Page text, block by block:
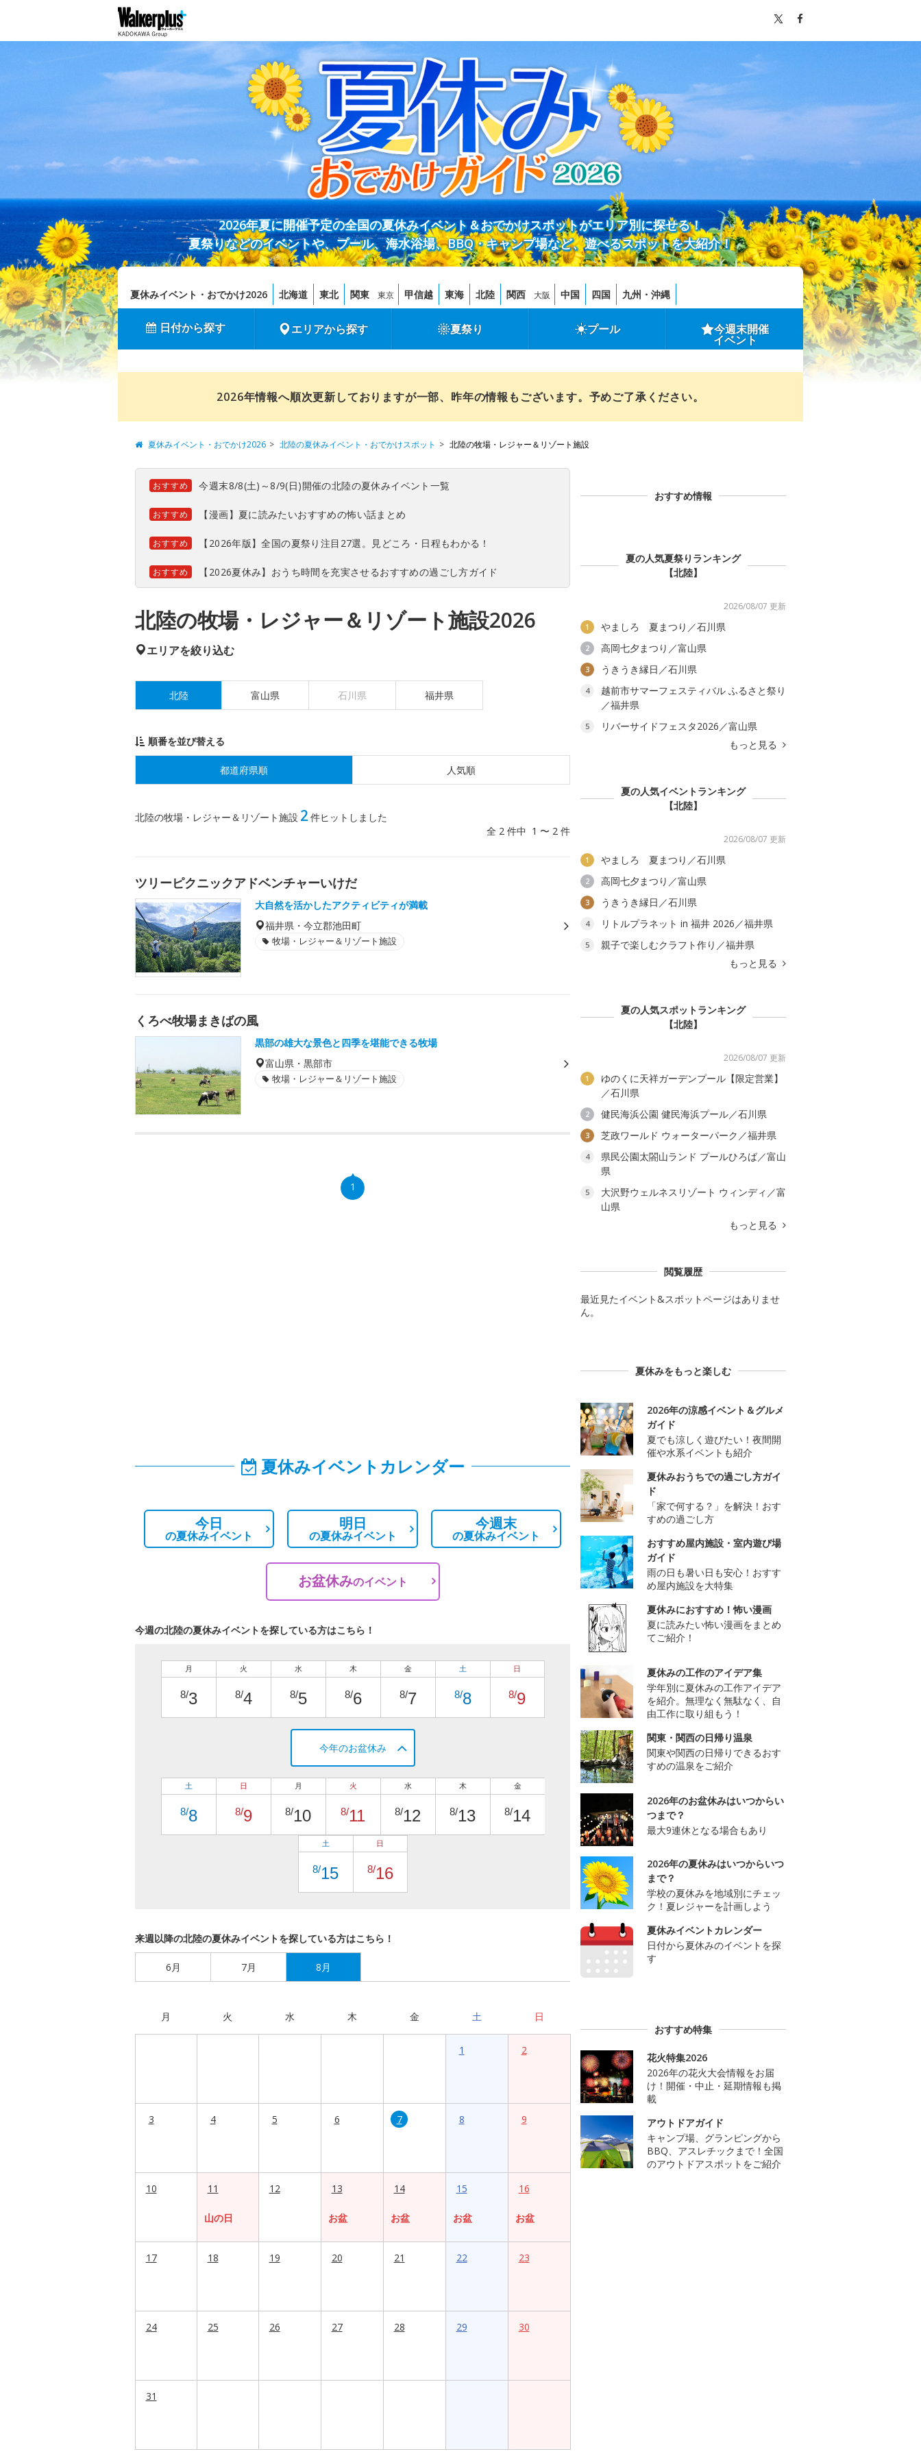
2026年夏に開催予定の全国の夏休みイベント＆おでかけスポットがエリア別に探せる！
夏祭りなどのイベントや、プール、海水浴場、BBQ・キャンプ場など、遊べるスポットを大紹介！
夏休みイベント・おでかけ2026 北海道 東北 関東 東京 甲信越 東海 北陸 関西 大阪 中国 四国 九州・沖縄
日付から探す エリアから探す 夏祭り プール 今週末開催
イベント
2026年情報へ順次更新しておりますが一部、昨年の情報もございます。予めご了承ください。
夏休みイベント・おでかけ2026 北陸の夏休みイベント・おでかけスポット 北陸の牧場・レジャー＆リゾート施設
おすすめ 今週末8/8(土)～8/9(日)開催の北陸の夏休みイベント一覧
おすすめ 【漫画】夏に読みたいおすすめの怖い話まとめ
おすすめ 【2026年版】全国の夏祭り注目27選。見どころ・日程もわかる！
おすすめ 【2026夏休み】おうち時間を充実させるおすすめの過ごし方ガイド
北陸の牧場・レジャー＆リゾート施設2026
エリアを絞り込む
北陸 富山県 石川県 福井県
順番を並び替える
都道府県順 人気順
北陸の牧場・レジャー＆リゾート施設 2 件ヒットしました
全 2 件中 1 〜 2 件
ツリーピクニックアドベンチャーいけだ
大自然を活かしたアクティビティが満載
福井県・今立郡池田町
牧場・レジャー＆リゾート施設
くろべ牧場まきばの風
黒部の雄大な景色と四季を堪能できる牧場
富山県・黒部市
牧場・レジャー＆リゾート施設
1
夏休みイベントカレンダー
今日
の夏休みイベント
明日
の夏休みイベント
今週末
の夏休みイベント
お盆休みのイベント
今週の北陸の夏休みイベントを探している方はこちら！
月
8/3
火
8/4
水
8/5
木
8/6
金
8/7
土
8/8
日
8/9
今年のお盆休み
土
8/8
日
8/9
月
8/10
火
8/11
水
8/12
木
8/13
金
8/14
土
8/15
日
8/16
来週以降の北陸の夏休みイベントを探している方はこちら！
6月 7月 8月
月 火 水 木 金 土 日
1 2
3 4 5 6 7 8 9
10 11
山の日
12 13
お盆
14
お盆
15
お盆
16
お盆
17 18 19 20 21 22 23
24 25 26 27 28 29 30
31
おすすめ情報
夏の人気夏祭りランキング
【北陸】
2026/08/07 更新
1 やましろ 夏まつり／石川県
2 高岡七夕まつり／富山県
3 うきうき縁日／石川県
4
越前市サマーフェスティバル ふるさと祭り
／福井県
5
リバーサイドフェスタ2026／富山県
もっと見る
夏の人気イベントランキング
【北陸】
2026/08/07 更新
1 やましろ 夏まつり／石川県
2 高岡七夕まつり／富山県
3 うきうき縁日／石川県
4 リトルプラネット in 福井 2026／福井県
5
親子で楽しむクラフト作り／福井県
もっと見る
夏の人気スポットランキング
【北陸】
2026/08/07 更新
1
ゆのくに天祥ガーデンプール【限定営業】
／石川県
2 健民海浜公園 健民海浜プール／石川県
3 芝政ワールド ウォーターパーク／福井県
4
県民公園太閤山ランド プールひろば／富山
県
5
大沢野ウェルネスリゾート ウィンディ／富
山県
もっと見る
閲覧履歴
最近見たイベント&スポットページはありませ
ん。
夏休みをもっと楽しむ
2026年の涼感イベント＆グルメ
ガイド
夏でも涼しく遊びたい！夜間開
催や水系イベントも紹介
夏休みおうちでの過ごし方ガイ
ド
「家で何する？」を解決！おす
すめの過ごし方
おすすめ屋内施設・室内遊び場
ガイド
雨の日も暑い日も安心！おすす
め屋内施設を大特集
夏休みにおすすめ！怖い漫画
夏に読みたい怖い漫画をまとめ
てご紹介！
夏休みの工作のアイデア集
学年別に夏休みの工作アイデア
を紹介。無理なく無駄なく、自
由工作に取り組もう！
関東・関西の日帰り温泉
関東や関西の日帰りできるおす
すめの温泉をご紹介
2026年のお盆休みはいつからい
つまで？
最大9連休となる場合もあり
2026年の夏休みはいつからいつ
まで？
学校の夏休みを地域別にチェッ
ク！夏レジャーを計画しよう
夏休みイベントカレンダー
日付から夏休みのイベントを探
す
おすすめ特集
花火特集2026
2026年の花火大会情報をお届
け！開催・中止・延期情報も掲
載
アウトドアガイド
キャンプ場、グランピングから
BBQ、アスレチックまで！全国
のアウトドアスポットをご紹介